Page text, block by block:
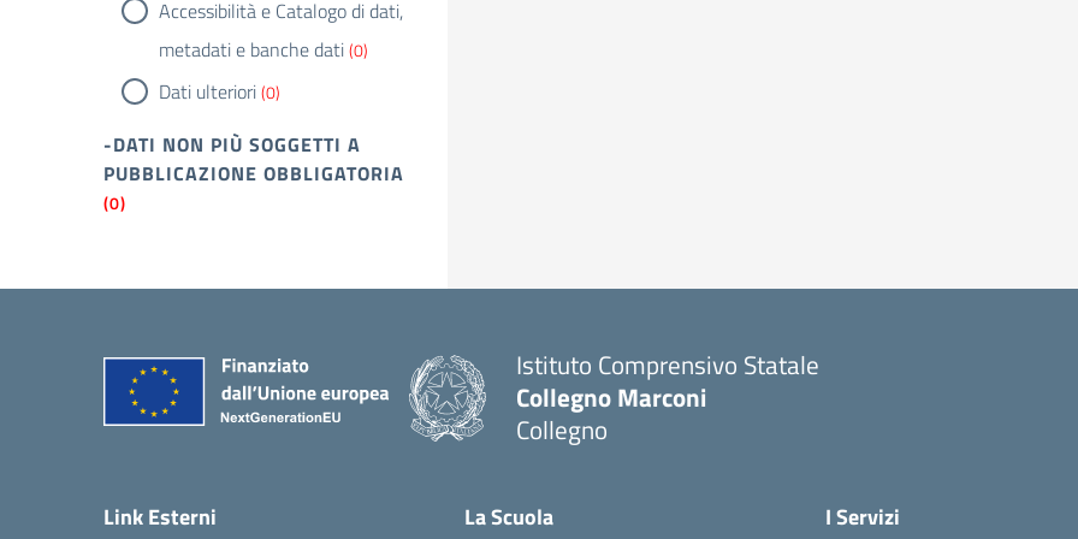
Accessibilità e Catalogo di dati,
metadati e banche dati(0)
Dati ulteriori(0)
-DATI NON PIÙ SOGGETTI A
PUBBLICAZIONE OBBLIGATORIA
(0)
Istituto Comprensivo Statale
Collegno Marconi
Collegno
Link Esterni La Scuola I Servizi